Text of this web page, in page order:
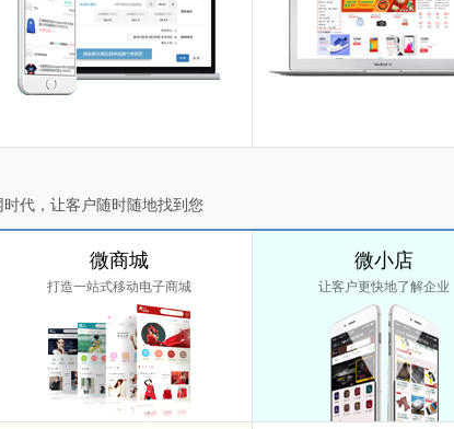
代，让客户随时随地找到您
微商城
打造一站式移动电子商城
微小店
让客户更快地了解企业